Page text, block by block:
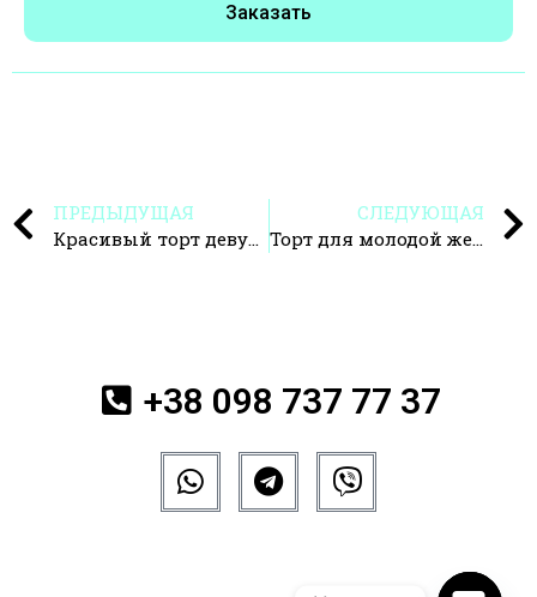
Заказать
ПРЕДЫДУЩАЯ
Красивый торт девушке
СЛЕДУЮЩАЯ
Торт для молодой женщины
+38 098 737 77 37